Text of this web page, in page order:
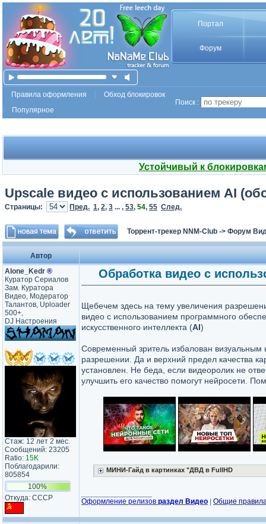
Портал
Форум
Правила оформления
Обход блокировок
Популярное
Поиск :
Устойчивый к
Upscale видео с использованием AI
Страницы: Пред. 1, 2, 3 ... , 53, 54, 55 След.
Торрент-трекер NNM-Club -> Форум
Автор
Alone_Kedr ®
Куратор Сериалов
Зам. Куратора
Видео, Модератор
Талантов, Uploader
500+,
DJ Настроения
Стаж: 12 лет 2 мес.
Сообщений: 23205
Ratio: 15K
Поблагодарили:
805854
100%
Откуда: CCCP
Обработка видео с
Щебечем здесь на тему увеличения
видео с использованием программного
искусственного интеллекта (AI)
Современный зритель избалован визуальным
разрешении. Да и верхний предел качества
установлен. Не беда, если видеоролик не
улучшить его качество помогут нейросети.
МИНИ-Гайд в картинках "ДВД в FullHD
Оформление релизов раздел Видео Общие